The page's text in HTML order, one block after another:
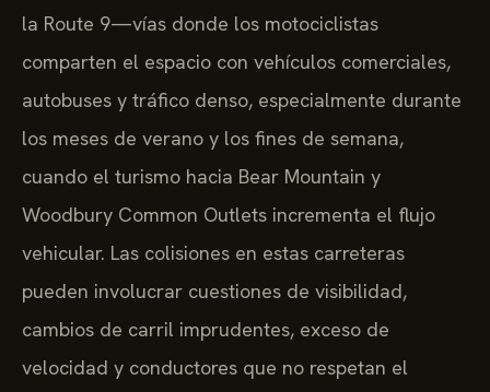
la Route 9—vías donde los motociclistas
comparten el espacio con vehículos comerciales,
autobuses y tráfico denso, especialmente durante
los meses de verano y los fines de semana,
cuando el turismo hacia Bear Mountain y
Woodbury Common Outlets incrementa el flujo
vehicular. Las colisiones en estas carreteras
pueden involucrar cuestiones de visibilidad,
cambios de carril imprudentes, exceso de
velocidad y conductores que no respetan el